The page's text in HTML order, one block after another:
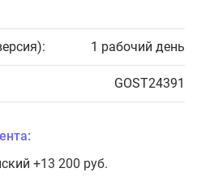
1 рабочий день
GOST24391
+13 200 руб.